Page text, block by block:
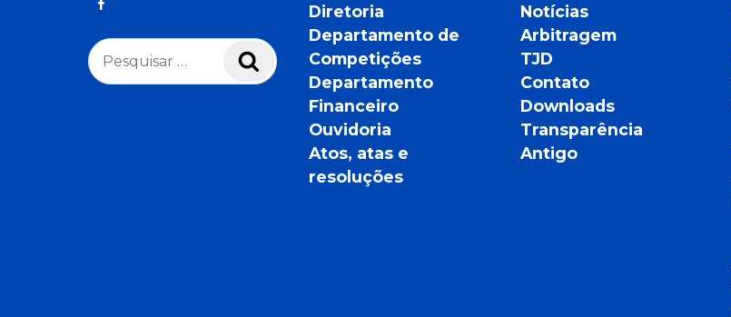
Pesquisar
por:
Pesquisar
Diretoria
Departamento de
Competições
Departamento
Financeiro
Ouvidoria
Atos, atas e
resoluções
Notícias
Arbitragem
TJD
Contato
Downloads
Transparência
Antigo